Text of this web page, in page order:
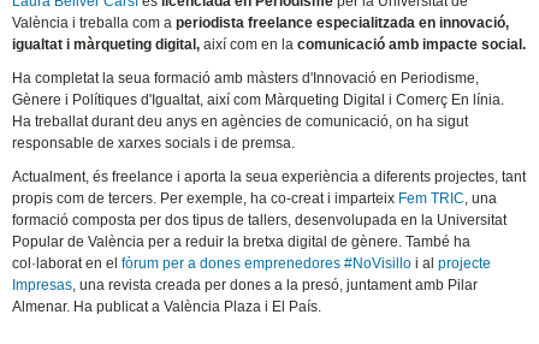
València i treballa com a periodista freelance especialitzada en innovació,
igualtat i màrqueting digital,així com en lacomunicació amb impacte social.
Ha completat la seua formació amb màsters d'Innovació en Periodisme,
Gènere i Polítiques d'Igualtat, així com Màrqueting Digital i Comerç En línia.
Ha treballat durant deu anys en agències de comunicació, on ha sigut
responsable de xarxes socials i de premsa.
Actualment, és freelance i aporta la seua experiència a diferents projectes, tant
propis com de tercers. Per exemple, ha co-creat i imparteix Fem TRIC, una
formació composta per dos tipus de tallers, desenvolupada en la Universitat
Popular de València per a reduir la bretxa digital de gènere. També ha
col·laborat en elfòrum per a dones emprenedores #NoVisillo i alprojecte
Impresas, una revista creada per dones a la presó, juntament amb Pilar
Almenar. Ha publicat a València Plaza i El País.